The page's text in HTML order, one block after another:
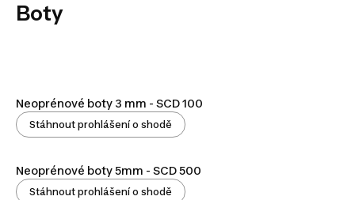
Boty
Neoprénové boty 3 mm - SCD 100
Stáhnout prohlášení o shodě
Neoprénové boty 5mm - SCD 500
Stáhnout prohlášení o shodě